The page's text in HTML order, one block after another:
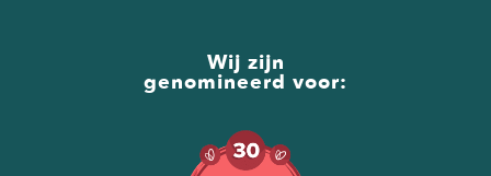
Wij zijn
genomineerd voor: